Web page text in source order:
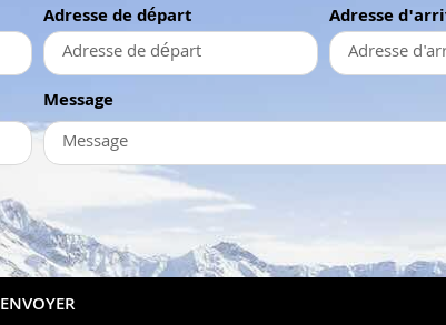
Adresse de départ Adresse
Message
ENVOYER